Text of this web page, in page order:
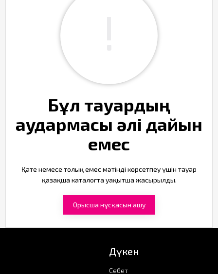
Бұл тауардың
аудармасы әлі дайын
емес
Қате немесе толық емес мәтінді көрсетпеу үшін тауар
қазақша каталогта уақытша жасырылды.
Орысша нұсқасын ашу
Дүкен
Себет